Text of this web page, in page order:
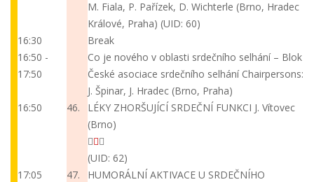
M. Fiala, P. Pařízek, D. Wichterle (Brno, Hradec
Králové, Praha) (UID: 60)
16:30
Break
16:50 -
17:50
Co je nového v oblasti srdečního selhání – Blok
České asociace srdečního selhání Chairpersons:
J. Špinar, J. Hradec (Brno, Praha)
16:50
46. LÉKY ZHORŠUJÍCÍ SRDEČNÍ FUNKCI J. Vítovec
(Brno)
(UID: 62)
17:05
47.
HUMORÁLNÍ AKTIVACE U SRDEČNÍHO